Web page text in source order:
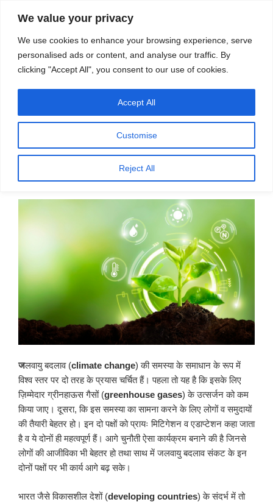
We value your privacy
We use cookies to enhance your browsing experience, serve
personalised ads or content, and analyse our traffic. By
clicking "Accept All", you consent to our use of cookies.
Customise
Reject All
Accept All
स्रोत
मेनू
प्रकाशित
जलवायु बदलाव का समाधान आजीविका रक्षा से
जुड़े
जलवायु बदलाव (climate change) की समस्या के समाधान के रूप में
विश्व स्तर पर दो तरह के प्रयास चर्चित हैं। पहला तो यह है कि इसके लिए
ज़िम्मेदार ग्रीनहाऊस गैसों (greenhouse gases) के उत्सर्जन को कम
किया जाए। दूसरा, कि इस समस्या का सामना करने के लिए लोगों व समुदायों
की तैयारी बेहतर हो। इन दो पक्षों को प्रायः मिटिगेशन व एडाप्टेशन कहा जाता
है व ये दोनों ही महत्वपूर्ण हैं। आगे चुनौती ऐसा कार्यक्रम बनाने की है जिनसे
लोगों की आजीविका भी बेहतर हो तथा साथ में जलवायु बदलाव संकट के इन
दोनों पक्षों पर भी कार्य आगे बढ़ सके।
भारत जैसे विकासशील देशों (developing countries) के संदर्भ में तो